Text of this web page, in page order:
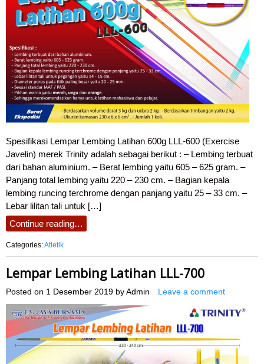
Spesifikasi Lempar Lembing Latihan 600g LLL-600 (Exercise
Javelin) merek Trinity adalah sebagai berikut : – Lembing terbuat
dari bahan aluminium. – Berat lembing yaitu 605 – 625 gram. –
Panjang total lembing yaitu 220 – 230 cm. – Bagian kepala
lembing runcing terchrome dengan panjang yaitu 25 – 33 cm. –
Lebar lilitan tali untuk […]
Continue reading…
Categories:Atletik
Lempar Lembing Latihan LLL-700
Posted on 1 Desember 2019 by Admin Leave a comment